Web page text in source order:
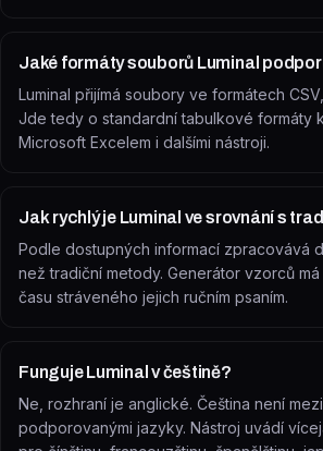
Jaké formáty souborů Luminal
Luminal přijímá soubory ve formátech
Jde tedy o standardní tabulkové formáty
Microsoft Excelem i dalšími nástroji.
Jak rychlý je Luminal ve srovnání s
Podle dostupných informací zpracovává
než tradiční metody. Generátor vzorců
času stráveného jejich ručním psaním.
Funguje Luminal v češtině?
Ne, rozhraní je anglické. Čeština není
podporovanými jazyky. Nástroj uvádí